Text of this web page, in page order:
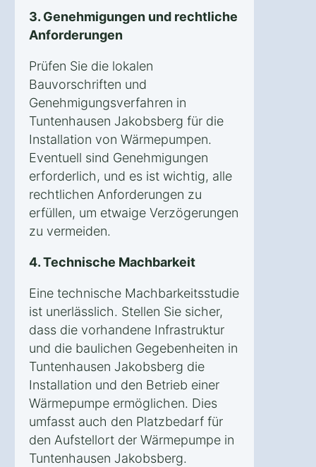
3. Genehmigungen und rechtliche
Anforderungen
Prüfen Sie die lokalen
Bauvorschriften und
Genehmigungsverfahren in
Tuntenhausen Jakobsberg für die
Installation von Wärmepumpen.
Eventuell sind Genehmigungen
erforderlich, und es ist wichtig, alle
rechtlichen Anforderungen zu
erfüllen, um etwaige Verzögerungen
zu vermeiden.
4. Technische Machbarkeit
Eine technische Machbarkeitsstudie
ist unerlässlich. Stellen Sie sicher,
dass die vorhandene Infrastruktur
und die baulichen Gegebenheiten in
Tuntenhausen Jakobsberg die
Installation und den Betrieb einer
Wärmepumpe ermöglichen. Dies
umfasst auch den Platzbedarf für
den Aufstellort der Wärmepumpe in
Tuntenhausen Jakobsberg.